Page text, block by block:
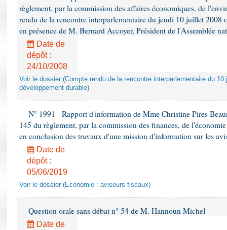
règlement, par la commission des affaires économiques, de
rendu de la rencontre interparlementaire du jeudi 10 juillet 2008
en présence de M. Bernard Accoyer, Président de l'Assemblée
Date de
dépôt :
24/10/2008
Voir le dossier (Compte rendu de la rencontre interparlementaire du
développement durable)
N° 1991 - Rapport d'information de Mme Christine Pires
145 du règlement, par la commission des finances, de
en conclusion des travaux d'une mission d'information sur les
Date de
dépôt :
05/06/2019
Voir le dossier (Economie : aviseurs fiscaux)
Question orale sans débat n° 54 de M. Hannoun Michel
Date de